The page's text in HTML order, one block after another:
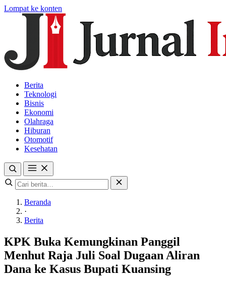
Lompat ke konten
Berita
Teknologi
Bisnis
Ekonomi
Olahraga
Hiburan
Otomotif
Kesehatan
Beranda
·
Berita
KPK Buka Kemungkinan Panggil
Menhut Raja Juli Soal Dugaan Aliran
Dana ke Kasus Bupati Kuansing